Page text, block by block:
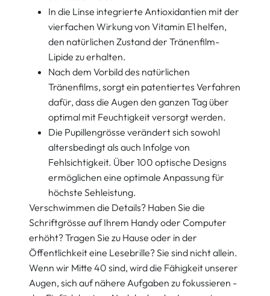
In die Linse integrierte Antioxidantien mit der
vierfachen Wirkung von Vitamin E1 helfen,
den natürlichen Zustand der Tränenfilm-
Lipide zu erhalten.
Nach dem Vorbild des natürlichen
Tränenfilms, sorgt ein patentiertes Verfahren
dafür, dass die Augen den ganzen Tag über
optimal mit Feuchtigkeit versorgt werden.
Die Pupillengrösse verändert sich sowohl
altersbedingt als auch Infolge von
Fehlsichtigkeit. Über 100 optische Designs
ermöglichen eine optimale Anpassung für
höchste Sehleistung.
Verschwimmen die Details? Haben Sie die
Schriftgrösse auf Ihrem Handy oder Computer
erhöht? Tragen Sie zu Hause oder in der
Öffentlichkeit eine Lesebrille? Sie sind nicht allein.
Wenn wir Mitte 40 sind, wird die Fähigkeit unserer
Augen, sich auf nähere Aufgaben zu fokussieren -